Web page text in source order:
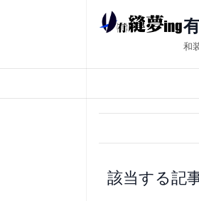
ス
キ
和
該当する記